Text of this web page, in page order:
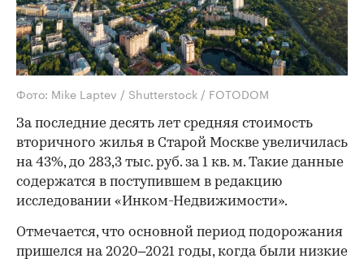
Фото: Mike Laptev / Shutterstock / FOTODOM
За последние десять лет средняя стоимость
вторичного жилья в Старой Москве увеличилась
на 43%, до 283,3 тыс. руб. за 1 кв. м. Такие данные
содержатся в поступившем в редакцию
исследовании «Инком-Недвижимости».
Отмечается, что основной период подорожания
пришелся на 2020–2021 годы, когда были низкие